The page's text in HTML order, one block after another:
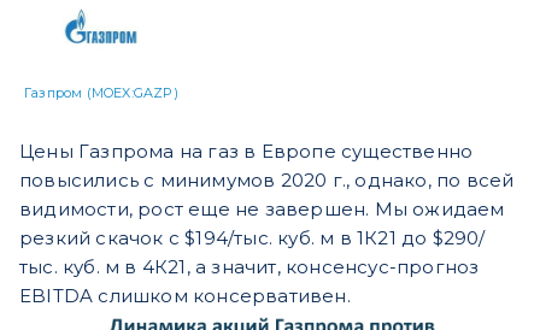
Газпром (MOEX:GAZP)
Цены Газпрома на газ в Европе существенно
повысились с минимумов 2020 г., однако, по всей
видимости, рост еще не завершен. Мы ожидаем
резкий скачок с $194/тыс. куб. м в 1К21 до $290/
тыс. куб. м в 4К21, а значит, консенсус-прогноз
EBITDA слишком консервативен.